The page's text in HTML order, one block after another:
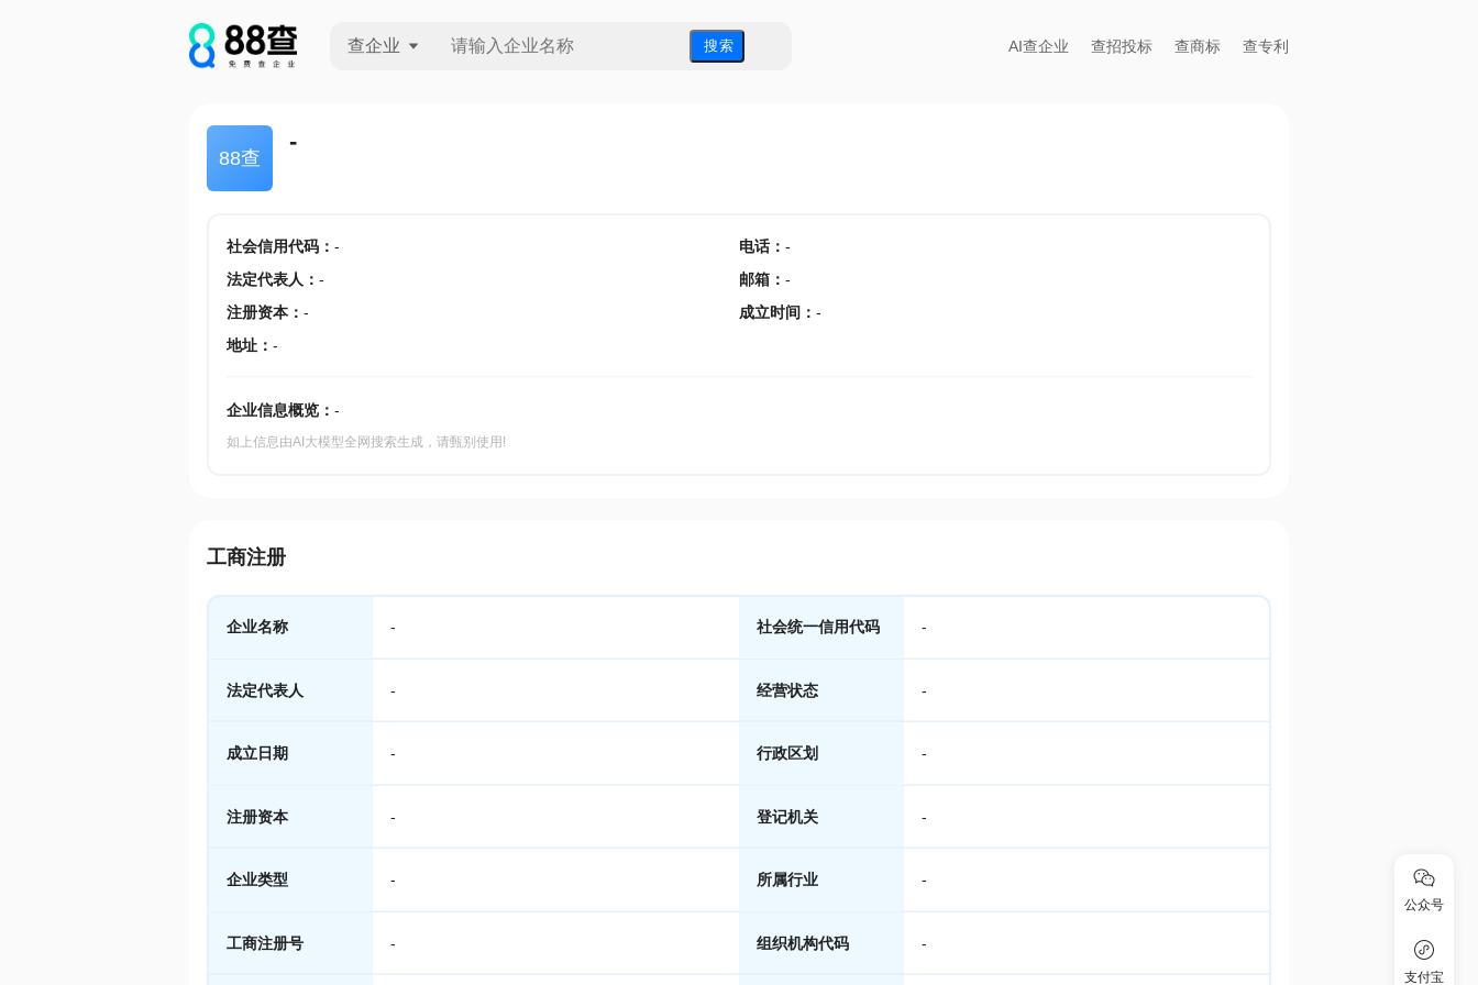
查企业 搜 索 AI查企业 查招投标 查商标 查专利
88查
-
社会信用代码： - 电话： -
法定代表人 ： - 邮箱 ： -
注册资本： - 成立时间 ： -
地址： -
企业信息概览： -
如上信息由AI大模型全网搜索生成，请甄别使用!
工商注册
企业名称 - 社会统一信用代码 -
法定代表人 - 经营状态 -
成立日期 - 行政区划 -
注册资本 - 登记机关 -
企业类型 - 所属行业 -
工商注册号 - 组织机构代码 -
公众号
支付宝